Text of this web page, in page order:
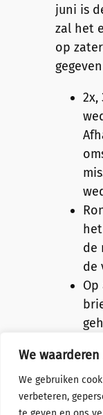
We
We gebruiken
verbeteren,
juni is
zal het
op
2x,
de
de